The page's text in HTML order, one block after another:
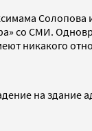
Солопова
со СМИ.
никакого
на